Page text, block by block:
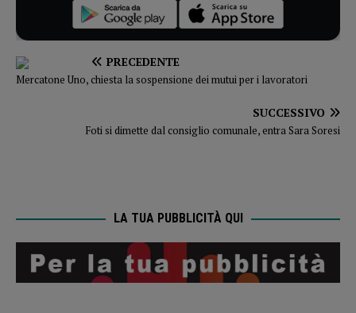
PRECEDENTE
Mercatone Uno, chiesta la sospensione dei mutui per i lavoratori
SUCCESSIVO
Foti si dimette dal consiglio comunale, entra Sara Soresi
LA TUA PUBBLICITÀ QUI